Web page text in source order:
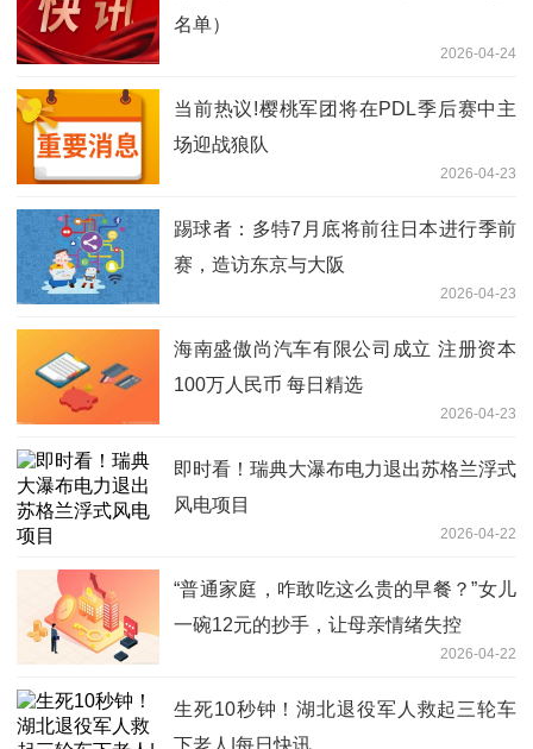
名单）
2026-04-24
当前热议!樱桃军团将在PDL季后赛中主
场迎战狼队
2026-04-23
踢球者：多特7月底将前往日本进行季前
赛，造访东京与大阪
2026-04-23
海南盛傲尚汽车有限公司成立 注册资本
100万人民币 每日精选
2026-04-23
即时看！瑞典大瀑布电力退出苏格兰浮式
风电项目
2026-04-22
“普通家庭，咋敢吃这么贵的早餐？”女儿
一碗12元的抄手，让母亲情绪失控
2026-04-22
生死10秒钟！湖北退役军人救起三轮车
下老人|每日快讯